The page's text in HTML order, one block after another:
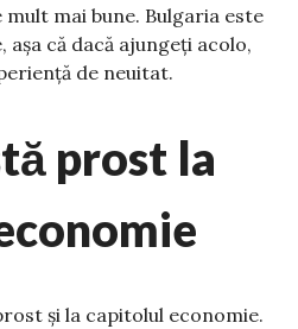
mai bune. Bulgaria este
că dacă ajungeți acolo,
de neuitat.
prost la
și la capitolul economie.